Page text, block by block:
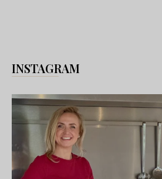
INSTAGRAM